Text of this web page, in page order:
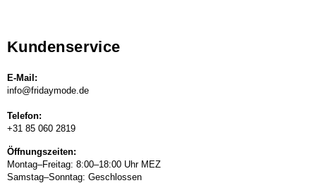
Kundenservice
E-Mail:
info@fridaymode.de
Telefon:
+31 85 060 2819
Öffnungszeiten:
Montag–Freitag: 8:00–18:00 Uhr MEZ
Samstag–Sonntag: Geschlossen